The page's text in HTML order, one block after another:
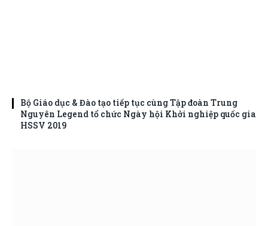
Bộ Giáo dục & Đào tạo tiếp tục cùng Tập đoàn Trung
Nguyên Legend tổ chức Ngày hội Khởi nghiệp quốc gia
HSSV 2019